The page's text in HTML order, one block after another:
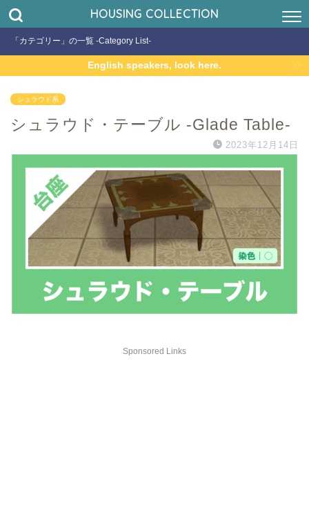
HOUSING COLLECTION
「カテゴリー」の一覧 -Category List-
English speakers, look here.
シュラウド系
シュラウド・テーブル -Glade Table-
2023年12月14日
Sponsored Links